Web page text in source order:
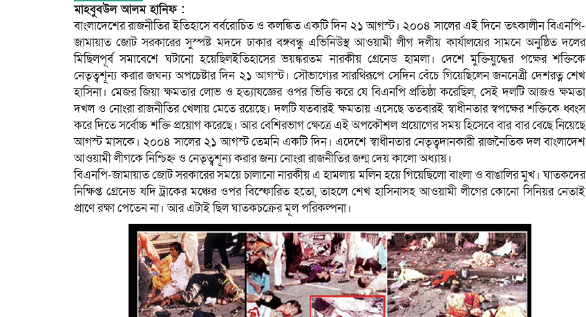
মাহবুবউল আলম হানিফ :
বাংলাদেশের রাজনীতির ইতিহাসে বর্বরোচিত ও কলঙ্কিত একটি দিন ২১ আগস্ট। ২০০৪ সালের এই দিনে তৎকালীন বিএনপি-
জামায়াত জোট সরকারের সুস্পষ্ট মদদে ঢাকার বঙ্গবন্ধু এভিনিউস্থ আওয়ামী লীগ দলীয় কার্যালয়ের সামনে অনুষ্ঠিত দলের
মিছিলপূর্ব সমাবেশে ঘটানো হয়েছিলইতিহাসের ভয়ঙ্করতম নারকীয় গ্রেনেড হামলা। দেশে মুক্তিযুদ্ধের পক্ষের শক্তিকে
নেতৃত্বশূন্য করার জঘন্য অপচেষ্টার দিন ২১ আগস্ট। সৌভাগ্যের সারথিরূপে সেদিন বেঁচে গিয়েছিলেন জননেত্রী দেশরত্ন শেখ
হাসিনা। মেজর জিয়া ক্ষমতার লোভ ও হত্যাযজ্ঞের ওপর ভিত্তি করে যে বিএনপি প্রতিষ্ঠা করেছিল, সেই দলটি আজও ক্ষমতা
দখল ও নোংরা রাজনীতির খেলায় মেতে রয়েছে। দলটি যতবারই ক্ষমতায় এসেছে ততবারই স্বাধীনতার স্বপক্ষের শক্তিকে ধ্বংস
করে দিতে সর্বোচ্চ শক্তি প্রয়োগ করেছে। আর বেশিরভাগ ক্ষেত্রে এই অপকৌশল প্রয়োগের সময় হিসেবে বার বার বেছে নিয়েছে
আগস্ট মাসকে। ২০০৪ সালের ২১ আগস্ট তেমনি একটি দিন। এদেশে স্বাধীনতার নেতৃত্বদানকারী রাজনৈতিক দল বাংলাদেশ
আওয়ামী লীগকে নিশ্চিহ্ন ও নেতৃত্বশূন্য করার জন্য নোংরা রাজনীতির জন্ম দেয় কালো অধ্যায়।
বিএনপি-জামায়াত জোট সরকারের সময়ে চালানো নারকীয় এ হামলায় মলিন হয়ে গিয়েছিলো বাংলা ও বাঙালির মুখ। ঘাতকদের
নিক্ষিপ্ত গ্রেনেড যদি ট্রাকের মঞ্চের ওপর বিস্ফোরিত হতো, তাহলে শেখ হাসিনাসহ আওয়ামী লীগের কোনো সিনিয়র নেতাই
প্রাণে রক্ষা পেতেন না। আর এটাই ছিল ঘাতকচক্রের মূল পরিকল্পনা।